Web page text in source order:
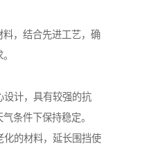
，结合先进工艺，确
设计，具有较强的抗
条件下保持稳定。
化的材料，延长围挡使